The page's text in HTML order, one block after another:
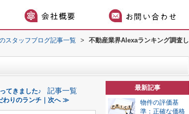
スタッフブログ記事一覧 >
不動産業界Alexaランキング調査し
てきました♪ 記事一覧
わりのランチ｜次へ ≫
最新記事
物件の評価基
準：正確な価格